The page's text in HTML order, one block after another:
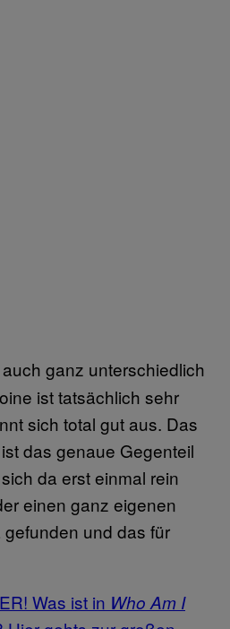
ganz unterschiedlich
ist tatsächlich sehr
sich total gut aus. Das
das genaue Gegenteil
da erst einmal rein
einen ganz eigenen
und das für
Was ist in Who Am I